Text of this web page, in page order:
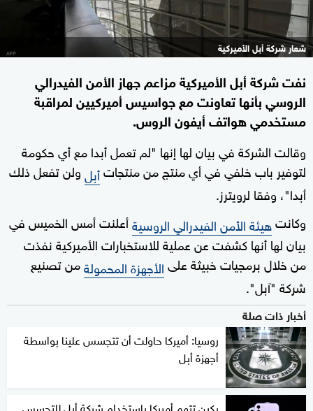
شعار شركة أبل الأميركية
نفت شركة أبل الأميركية مزاعم جهاز الأمن الفيدرالي
الروسي بأنها تعاونت مع جواسيس أميركيين لمراقبة
مستخدمي هواتف أيفون الروس.
وقالت الشركة في بيان لها إنها "لم تعمل أبدا مع أي حكومة
لتوفير باب خلفي في أي منتج من منتجاتأبلولن تفعل ذلك
أبدا"، وفقا لرويترز.
وكانتهيئة الأمن الفيدرالي الروسيةأعلنت أمس الخميس في
بيان لها أنها كشفت عن عملية للاستخبارات الأميركية نفذت
من خلال برمجيات خبيثة علىالأجهزة المحمولةمن تصنيع
شركة "آبل".
أخبار ذات صلة
روسيا: أميركا حاولت أن تتجسس علينا بواسطة
أجهزة أبل
بكين تتهم أميركا باستخدام شركة أبل للتجسس